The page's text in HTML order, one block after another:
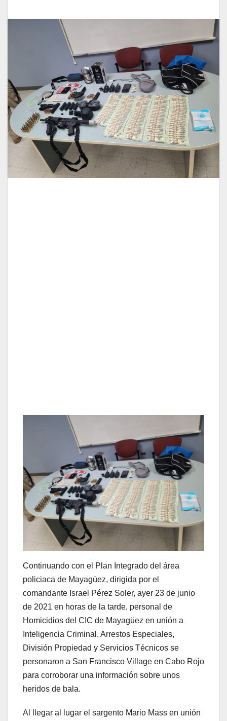
Continuando con el Plan Integrado del área
policiaca de Mayagüez, dirigida por el
comandante Israel Pérez Soler, ayer 23 de junio
de 2021 en horas de la tarde, personal de
Homicidios del CIC de Mayagüez en unión a
Inteligencia Criminal, Arrestos Especiales,
División Propiedad y Servicios Técnicos se
personaron a San Francisco Village en Cabo Rojo
para corroborar una información sobre unos
heridos de bala.
Al llegar al lugar el sargento Mario Mass en unión